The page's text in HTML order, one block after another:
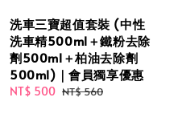
洗車三寶超值套裝 (中性
洗車精500ml＋鐵粉去除
劑500ml＋柏油去除劑
500ml)｜會員獨享優惠
Sale
NT$ 500 Regular
NT$ 560